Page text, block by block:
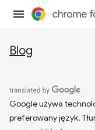
Blog
Google używa
preferowany język.